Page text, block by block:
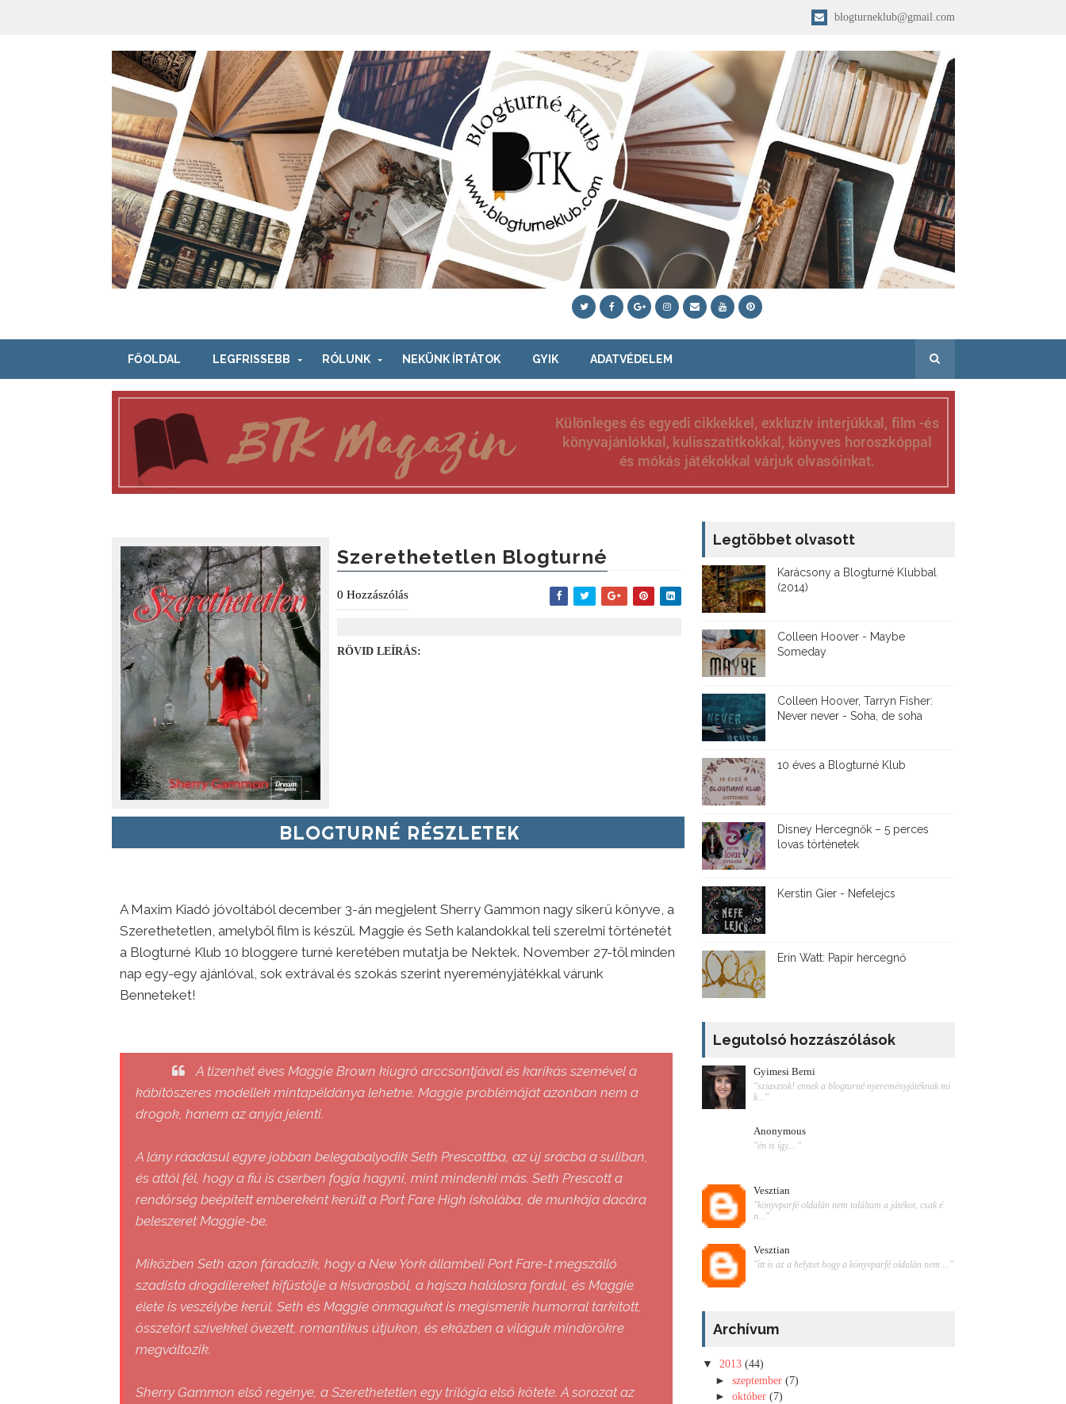
blogturneklub@gmail.com
FŐOLDAL LEGFRISSEBB RÓLUNK NEKÜNK ÍRTÁTOK GYIK ADATVÉDELEM
Szerethetetlen Blogturné
0 Hozzászólás
RÖVID LEÍRÁS:
BLOGTURNÉ RÉSZLETEK
A Maxim Kiadó jóvoltából december 3-án megjelent Sherry Gammon nagy sikerű könyve, a
Szerethetetlen, amelyből film is készül. Maggie és Seth kalandokkal teli szerelmi történetét
a Blogturné Klub 10 bloggere turné keretében mutatja be Nektek. November 27-től minden
nap egy-egy ajánlóval, sok extrával és szokás szerint nyereményjátékkal várunk
Benneteket!
A tizenhét éves Maggie Brown kiugró arccsontjával és karikás szemével a
kábítószeres modellek mintapéldánya lehetne. Maggie problémáját azonban nem a
drogok, hanem az anyja jelenti.
A lány ráadásul egyre jobban belegabalyodik Seth Prescottba, az új srácba a suliban,
és attól fél, hogy a fiú is cserben fogja hagyni, mint mindenki más. Seth Prescott a
rendőrség beépített embereként került a Port Fare High iskolába, de munkája dacára
beleszeret Maggie-be.
Miközben Seth azon fáradozik, hogy a New York állambeli Port Fare-t megszálló
szadista drogdílereket kifüstölje a kisvárosból, a hajsza halálosra fordul, és Maggie
élete is veszélybe kerül. Seth és Maggie önmagukat is megismerik humorral tarkított,
összetört szívekkel övezett, romantikus útjukon, és eközben a világuk mindörökre
megváltozik.
Sherry Gammon első regénye, a Szerethetetlen egy trilógia első kötete. A sorozat az
Legtöbbet olvasott
Karácsony a Blogturné Klubbal
(2014)
Colleen Hoover - Maybe
Someday
Colleen Hoover, Tarryn Fisher:
Never never - Soha, de soha
10 éves a Blogturné Klub
Disney ​Hercegnők – 5 perces
lovas történetek
Kerstin Gier - Nefelejcs
Erin Watt: Papír hercegnő
Legutolsó hozzászólások
Gyimesi Berni
"sziasztok! ennek a blogturné nyereményjátéknak mi
k..."
Anonymous
"én is így... "
Vesztian
"könyvparfé oldalán nem találtam a játékot, csak é
n..."
Vesztian
"itt is az a helyzet hogy a könyvparfé oldalán nem ..."
Archívum
▼ 2013 (44)
►szeptember(7)
►október(7)